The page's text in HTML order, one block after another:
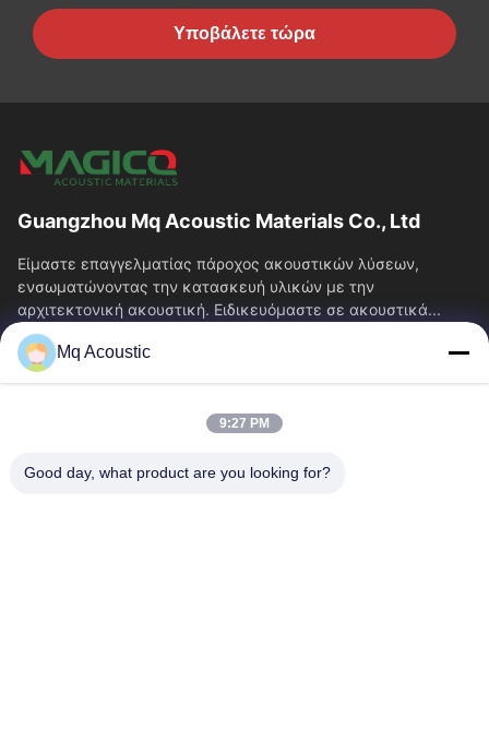
Υποβάλετε τώρα
Guangzhou Mq Acoustic Materials Co., Ltd
Είμαστε επαγγελματίας πάροχος ακουστικών λύσεων,
ενσωματώνοντας την κατασκευή υλικών με την
αρχιτεκτονική ακουστική. Ειδικευόμαστε σε ακουστικά...
Γρήγορες Συνδέσεις
Σπίτι
Σχετικά Με Εμάς
Επικοινωνήστε Μαζί Μας
Ζητήστε Μια Προσφορά
Mq Acoustic
9:27 PM
Good day, what product are you looking for?